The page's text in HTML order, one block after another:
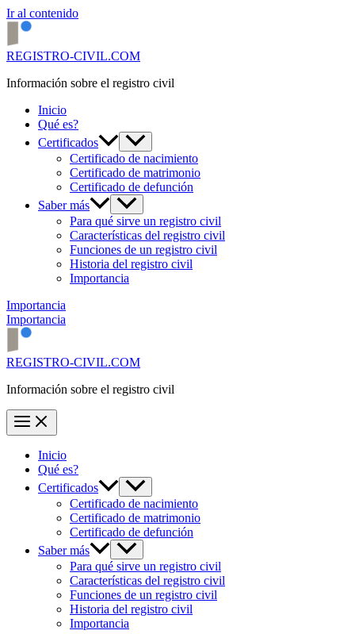
Ir al contenido
REGISTRO-CIVIL.COM
Información sobre el registro civil
Inicio
Qué es?
Certificados
Certificado de nacimiento
Certificado de matrimonio
Certificado de defunción
Saber más
Para qué sirve un registro civil
Características del registro civil
Funciones de un registro civil
Historia del registro civil
Importancia
Importancia
Importancia
REGISTRO-CIVIL.COM
Información sobre el registro civil
Inicio
Qué es?
Certificados
Certificado de nacimiento
Certificado de matrimonio
Certificado de defunción
Saber más
Para qué sirve un registro civil
Características del registro civil
Funciones de un registro civil
Historia del registro civil
Importancia